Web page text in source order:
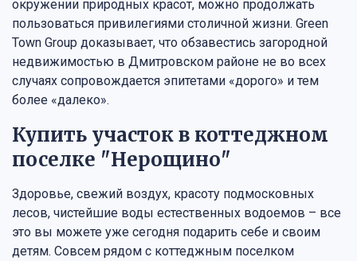
окружении природных красот, можно продолжать
пользоваться привилегиями столичной жизни. Green
Town Group доказывает, что обзавестись загородной
недвижимостью в Дмитровском районе не во всех
случаях сопровождается эпитетами «дорого» и тем
более «далеко».
Купить участок в коттеджном
поселке "Нерощино"
Здоровье, свежий воздух, красоту подмосковных
лесов, чистейшие воды естественных водоемов – все
это вы можете уже сегодня подарить себе и своим
детям. Совсем рядом с коттеджным поселком